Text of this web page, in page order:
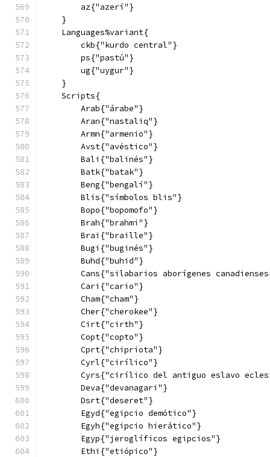
        az{"azerí"}
    }
    Languages%variant{
        ckb{"kurdo central"}
        ps{"pastú"}
        ug{"uygur"}
    }
    Scripts{
        Arab{"árabe"}
        Aran{"nastaliq"}
        Armn{"armenio"}
        Avst{"avéstico"}
        Bali{"balinés"}
        Batk{"batak"}
        Beng{"bengalí"}
        Blis{"símbolos blis"}
        Bopo{"bopomofo"}
        Brah{"brahmi"}
        Brai{"braille"}
        Bugi{"buginés"}
        Buhd{"buhid"}
Cans{"silabarios aborígenes
        Cari{"cario"}
        Cham{"cham"}
        Cher{"cherokee"}
        Cirt{"cirth"}
        Copt{"copto"}
        Cprt{"chipriota"}
        Cyrl{"cirílico"}
Cyrs{"cirílico del antiguo eslavo
        Deva{"devanagari"}
        Dsrt{"deseret"}
        Egyd{"egipcio demótico"}
        Egyh{"egipcio hierático"}
        Egyp{"jeroglíficos egipcios"}
        Ethi{"etiópico"}